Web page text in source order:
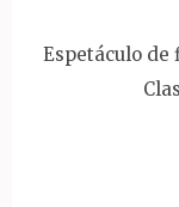
Espetáculo de